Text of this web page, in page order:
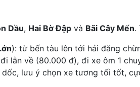
Dầu, Hai Bờ Đập và Bãi Cây Mến.
): từ bến tàu lên tới hải đăng
lẫn về (80.000 đ), đi xe ôm 1
lưu ý chọn xe tương tối tốt,